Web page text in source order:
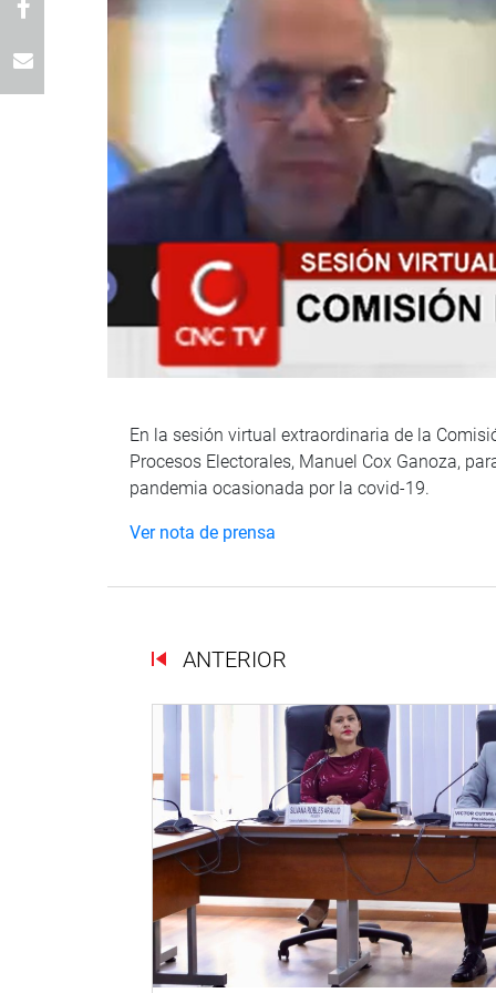
En la sesión virtual extraordinaria de la
Procesos Electorales, Manuel Cox Ganoza,
pandemia ocasionada por la covid-19.
Ver nota de prensa
ANTERIOR